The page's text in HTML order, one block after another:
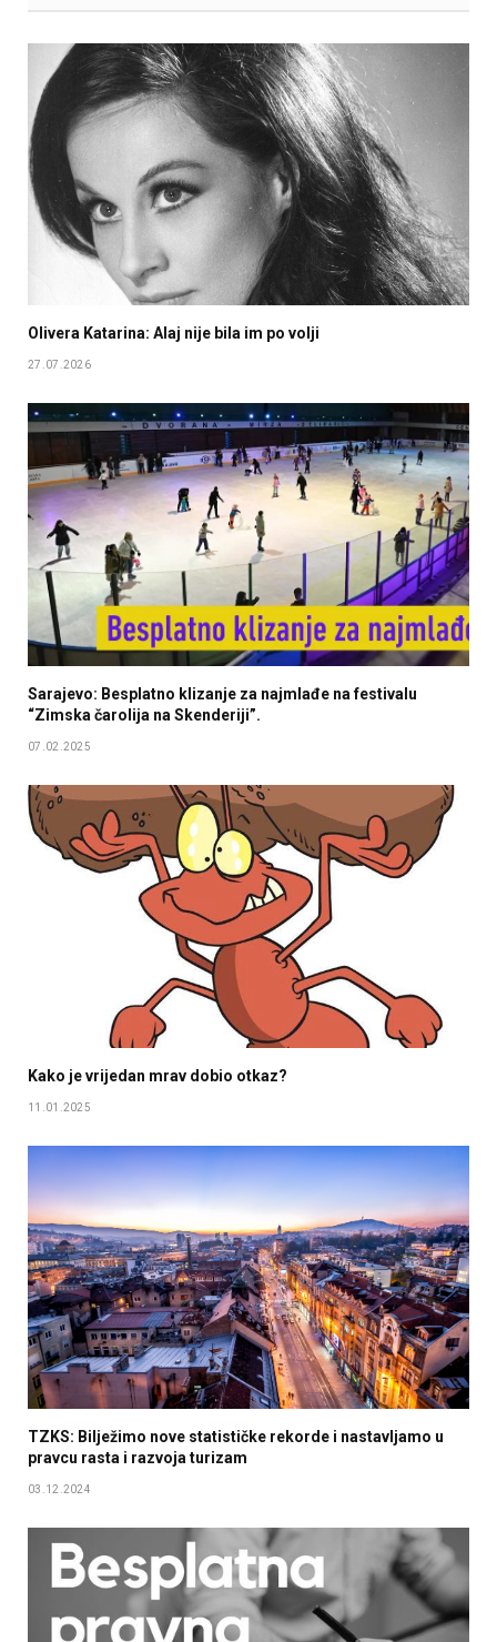
Olivera Katarina: Alaj nije bila im po volji
27.07.2026
Sarajevo: Besplatno klizanje za najmlađe na festivalu
“Zimska čarolija na Skenderiji”.
07.02.2025
Kako je vrijedan mrav dobio otkaz?
11.01.2025
TZKS: Bilježimo nove statističke rekorde i nastavljamo u
pravcu rasta i razvoja turizam
03.12.2024